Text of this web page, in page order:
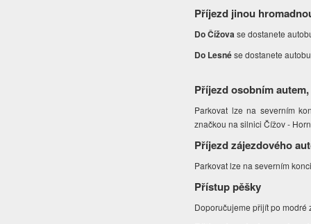
Příjezd jinou
Do Čížovase dostanete
Do Lesnése dostanete
Příjezd osobním
Parkovat lze na severním
značkou na silnici Čížov -
Příjezd zájezdového
Parkovat lze na severním
Přístup pěšky
Doporučujeme přijít po